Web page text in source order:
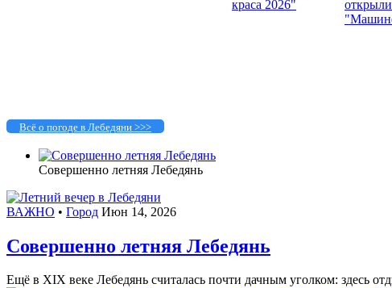
Всё о погоде в Лебедяни >>>
Совершенно летняя Лебедянь
ВАЖНО • Город Июн 14, 2026
Совершенно летняя Лебедянь
Ещё в XIX веке Лебедянь считалась почти дачным уголком: здесь